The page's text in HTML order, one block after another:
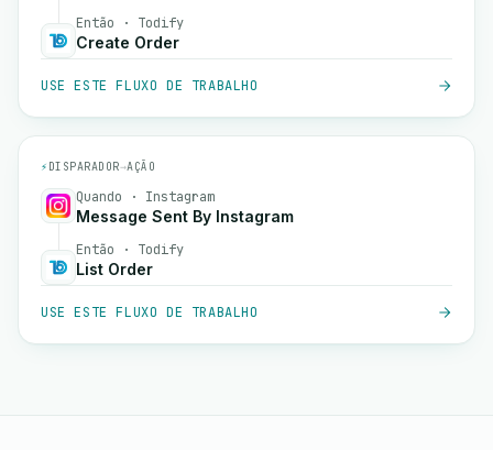
Então · Todify
Create Order
USE ESTE FLUXO DE TRABALHO
⚡ DISPARADOR→AÇÃO
Quando · Instagram
Message Sent By Instagram
Então · Todify
List Order
USE ESTE FLUXO DE TRABALHO